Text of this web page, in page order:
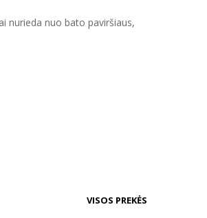
nurieda nuo bato paviršiaus,
VISOS PREKĖS